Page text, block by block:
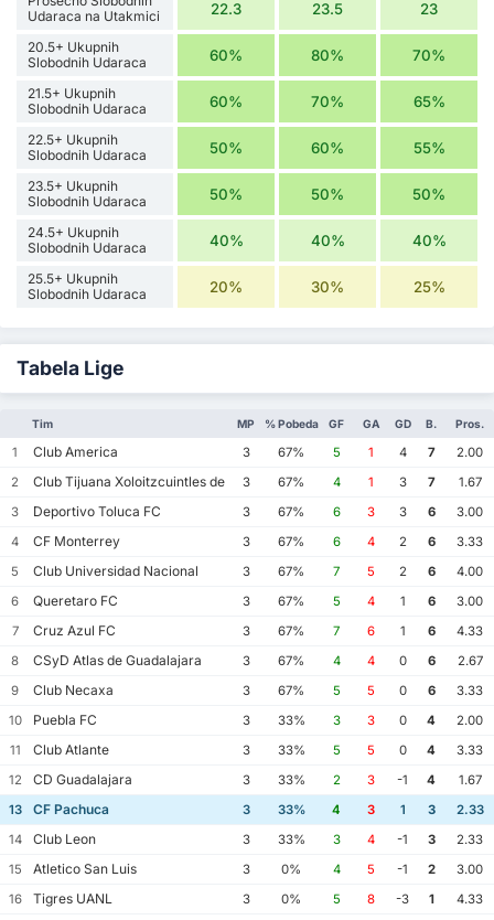
Udaraca na Utakmici
22.3 23.5 23
20.5+ Ukupnih
Slobodnih Udaraca
60% 80% 70%
21.5+ Ukupnih
Slobodnih Udaraca
60% 70% 65%
22.5+ Ukupnih
Slobodnih Udaraca
50% 60% 55%
23.5+ Ukupnih
Slobodnih Udaraca
50% 50% 50%
24.5+ Ukupnih
Slobodnih Udaraca
40% 40% 40%
25.5+ Ukupnih
Slobodnih Udaraca
20% 30% 25%
Tabela Lige
Tim MP % Pobeda GF GA GD B. Pros.
1 Club America 3 67% 5 1 4 7
2.00
2
Club Tijuana Xoloitzcuintles de Caliente
3 67% 4 1 3 7
1.67
3
Deportivo Toluca FC 3 67% 6 3 3 6
3.00
4
CF Monterrey 3 67% 6 4 2 6
3.33
5
Club Universidad Nacional 3 67% 7 5 2 6
4.00
6
Queretaro FC 3 67% 5 4 1 6
3.00
7
Cruz Azul FC 3 67% 7 6 1 6
4.33
8
CSyD Atlas de Guadalajara 3 67% 4 4 0 6
2.67
9
Club Necaxa 3 67% 5 5 0 6
3.33
10
Puebla FC 3 33% 3 3 0 4
2.00
11
Club Atlante 3 33% 5 5 0 4
3.33
12
CD Guadalajara 3 33% 2 3 -1 4
1.67
13
CF Pachuca 3 33% 4 3 1 3
2.33
14
Club Leon 3 33% 3 4 -1 3
2.33
15
Atletico San Luis 3 0% 4 5 -1 2
3.00
16
Tigres UANL 3 0% 5 8 -3 1
4.33